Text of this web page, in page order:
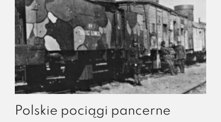
Polskie pociągi pancerne